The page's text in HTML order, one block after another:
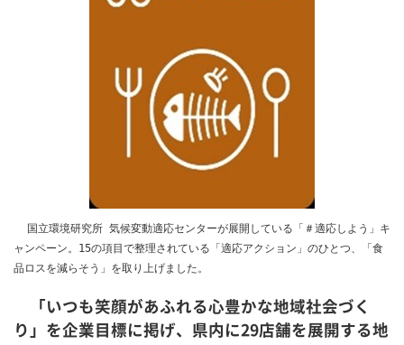
国立環境研究所 気候変動適応センターが展開している「＃適応しよう」キ
ャンペーン。15の項目で整理されている「適応アクション」のひとつ、「食
品ロスを減らそう」を取り上げました。
「いつも笑顔があふれる心豊かな地域社会づく
り」を企業目標に掲げ、県内に29店舗を展開する地